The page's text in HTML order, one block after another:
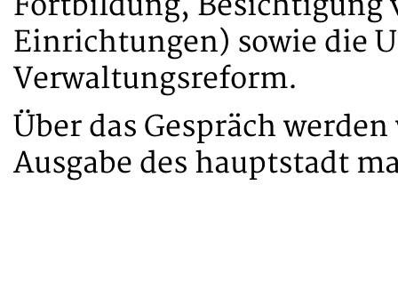
Einrichtungen) sowie die
Verwaltungsreform.
Über das Gespräch
Ausgabe des hauptstadt